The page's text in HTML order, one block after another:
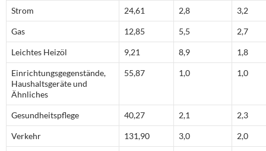
Strom 24,61 2,8 3,2
Gas 12,85 5,5 2,7
Leichtes Heizöl 9,21 8,9 1,8
Einrichtungsgegenstände,
Haushaltsgeräte und
Ähnliches
55,87 1,0 1,0
Gesundheitspflege 40,27 2,1 2,3
Verkehr 131,90 3,0 2,0